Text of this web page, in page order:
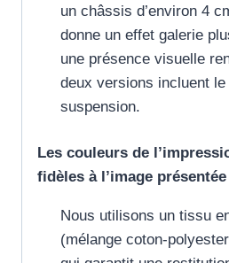
un châssis d’environ 4
donne un effet galerie
une présence visuelle
deux versions incluent
suspension.
Les couleurs de
fidèles à l’image
Nous utilisons un tissu
(mélange coton-